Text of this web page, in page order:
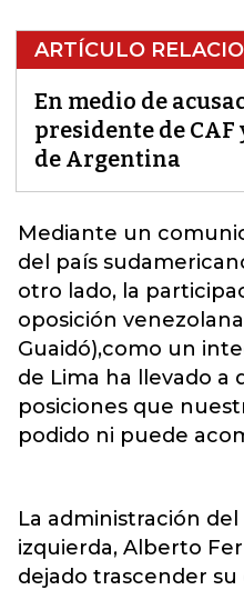
ARTÍCULO
En medio de
presidente de
de Argentina
Mediante un
del país
otro lado, la
oposición venezolana
Guaidó),como un
de Lima ha llevado a
posiciones que
podido ni puede
La administración
izquierda, Alberto
dejado trascender su